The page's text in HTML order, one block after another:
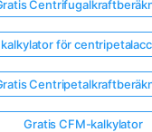
kalkylator för
Gratis CFM-kalkylator